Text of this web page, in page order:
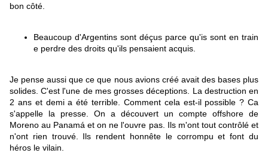
bon côté.
Beaucoup d'Argentins sont déçus parce qu'is sont en train
e perdre des droits qu'ils pensaient acquis.
Je pense aussi que ce que nous avions créé avait des bases plus
solides. C'est l'une de mes grosses déceptions. La destruction en
2 ans et demi a été terrible. Comment cela est-il possible ? Ca
s'appelle la presse. On a découvert un compte offshore de
Moreno au Panamá et on ne l'ouvre pas. Ils m'ont tout contrôlé et
n'ont rien trouvé. Ils rendent honnête le corrompu et font du
héros le vilain.